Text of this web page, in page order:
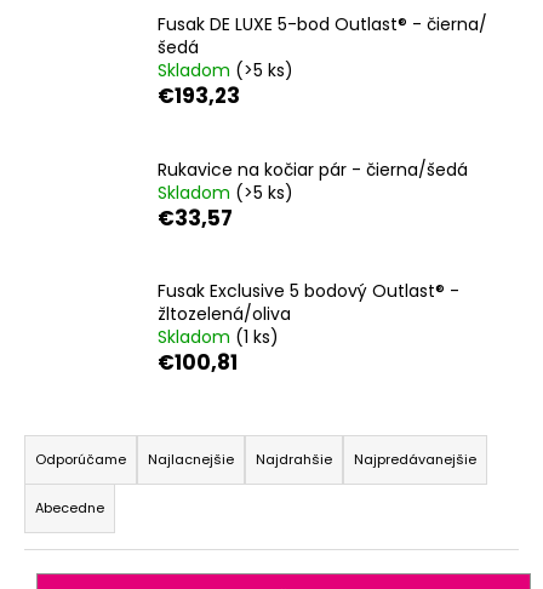
Fusak DE LUXE 5-bod Outlast® - čierna/
šedá
Skladom (>5 ks)
€193,23
Rukavice na kočiar pár - čierna/šedá
Skladom (>5 ks)
€33,57
Fusak Exclusive 5 bodový Outlast® -
žltozelená/oliva
Skladom (1 ks)
€100,81
R
a
d
e
n
Odporúčame Najlacnejšie Najdrahšie Najpredávanejšie
Abecedne
HĽADAŤ
p
o
r
ú
č
a